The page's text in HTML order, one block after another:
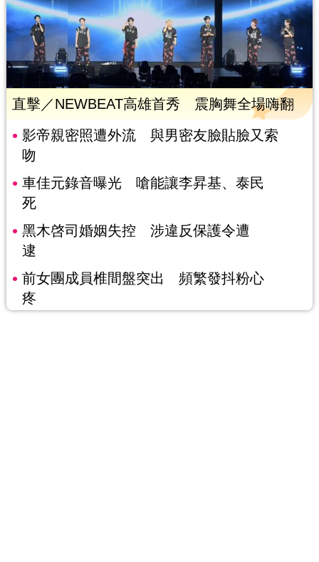
直擊／NEWBEAT高雄首秀 震胸舞全場嗨翻
影帝親密照遭外流 與男密友臉貼臉又索
吻
車佳元錄音曝光 嗆能讓李昇基、泰民
死
黑木啓司婚姻失控 涉違反保護令遭
逮
前女團成員椎間盤突出 頻繁發抖粉心
疼